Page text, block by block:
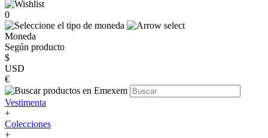
0
Moneda
Según producto
$
USD
€
Vestimenta
+
Colecciones
+